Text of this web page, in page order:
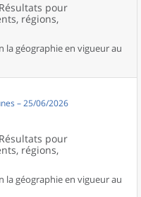
pour
régions,
la géographie en vigueur au
– 25/06/2026
pour
régions,
la géographie en vigueur au